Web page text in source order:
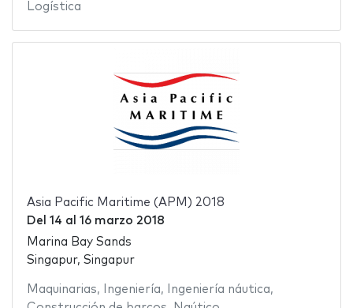
Logística
Asia Pacific Maritime (APM) 2018
Del 14 al 16 marzo 2018
Marina Bay Sands
Singapur, Singapur
Maquinarias, Ingeniería, Ingeniería náutica,